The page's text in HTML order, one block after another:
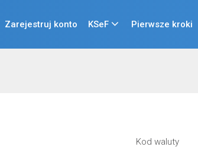
Zarejestruj konto KSeF Pierwsze kroki
Kod waluty